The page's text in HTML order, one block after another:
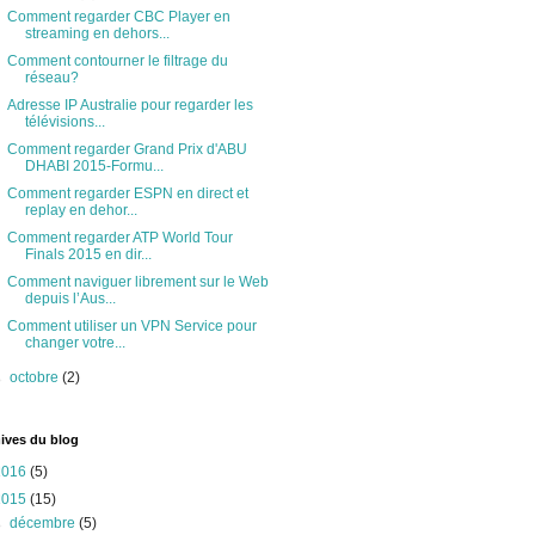
Comment regarder CBC Player en
streaming en dehors...
Comment contourner le filtrage du
réseau?
Adresse IP Australie pour regarder les
télévisions...
Comment regarder Grand Prix d'ABU
DHABI 2015-Formu...
Comment regarder ESPN en direct et
replay en dehor...
Comment regarder ATP World Tour
Finals 2015 en dir...
Comment naviguer librement sur le Web
depuis l’Aus...
Comment utiliser un VPN Service pour
changer votre...
octobre(2)
du blog
(5)
(15)
décembre(5)